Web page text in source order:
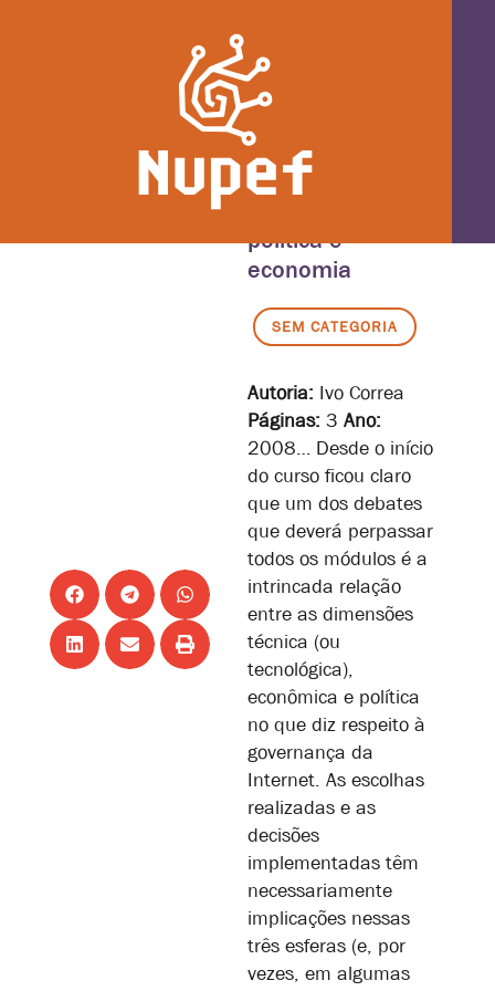
“Interconexão”
política e
economia
SEM CATEGORIA
Autoria: Ivo Correa
Páginas: 3 Ano:
2008… Desde o início
do curso ficou claro
que um dos debates
que deverá perpassar
todos os módulos é a
intrincada relação
entre as dimensões
técnica (ou
tecnológica),
econômica e política
no que diz respeito à
governança da
Internet. As escolhas
realizadas e as
decisões
implementadas têm
necessariamente
implicações nessas
três esferas (e, por
vezes, em algumas